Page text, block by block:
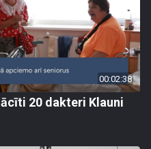
00:02:38
20 dakteri Klauni